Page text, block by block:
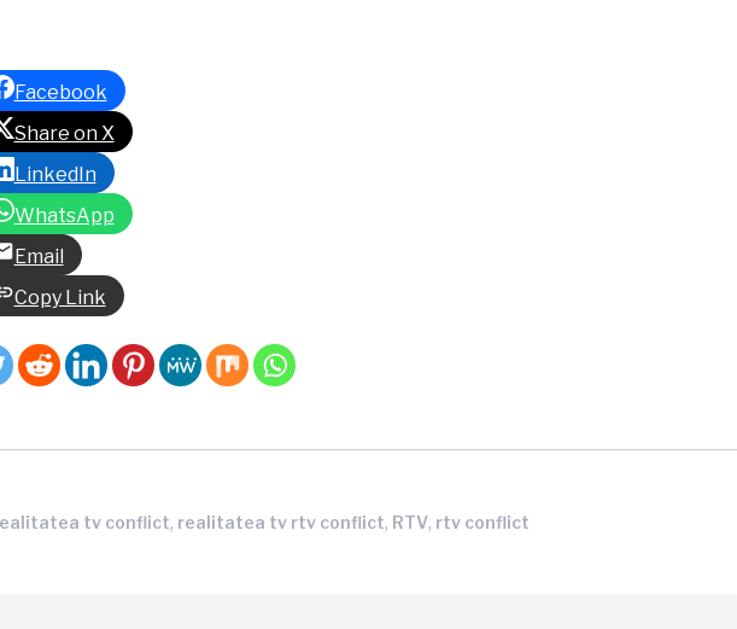
Facebook
Share on X
LinkedIn
WhatsApp
Email
Copy Link
tv conflict, realitatea tv rtv conflict, RTV, rtv conflict